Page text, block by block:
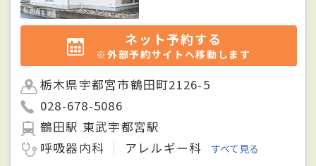
ネット予約する
※外部予約サイトへ移動します
栃木県宇都宮市鶴田町2126-5
028-678-5086
鶴田駅 東武宇都宮駅
呼吸器内科
アレルギー科 すべて見る